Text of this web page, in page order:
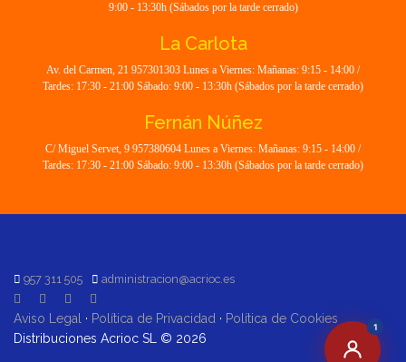
9:00 - 13:30h (Sábados por la tarde cerrado)
La Carlota
Av. del Carmen, 21 957301303 Lunes a Viernes: Mañanas: 9:15 - 14:00 /
Tardes: 17:30 - 21:00 Sábado: 9:00 - 13:30h (Sábados por la tarde cerrado)
Fernán Núñez
C/ Miguel Servet, 9 957380604 Lunes a Viernes: Mañanas: 9:15 - 14:00 /
Tardes: 17:30 - 21:00 Sábado: 9:00 - 13:30h (Sábados por la tarde cerrado)
957 311 505 administracion@acrioc.es
Aviso Legal · Política de Privacidad · Política de Cookies
Distribuciones Acrioc SL © 2026
1